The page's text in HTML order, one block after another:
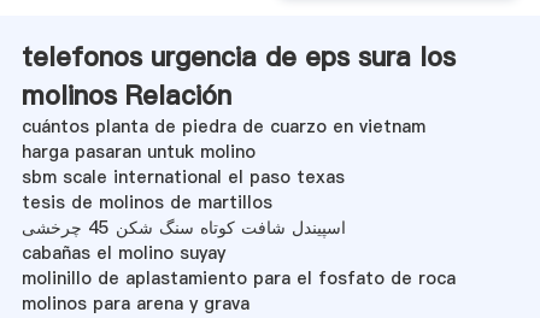
telefonos urgencia de eps sura los
molinos Relación
cuántos planta de piedra de cuarzo en vietnam
harga pasaran untuk molino
sbm scale international el paso texas
tesis de molinos de martillos
اسپیندل شافت کوتاه سنگ شکن 45 چرخشی
cabañas el molino suyay
molinillo de aplastamiento para el fosfato de roca
molinos para arena y grava